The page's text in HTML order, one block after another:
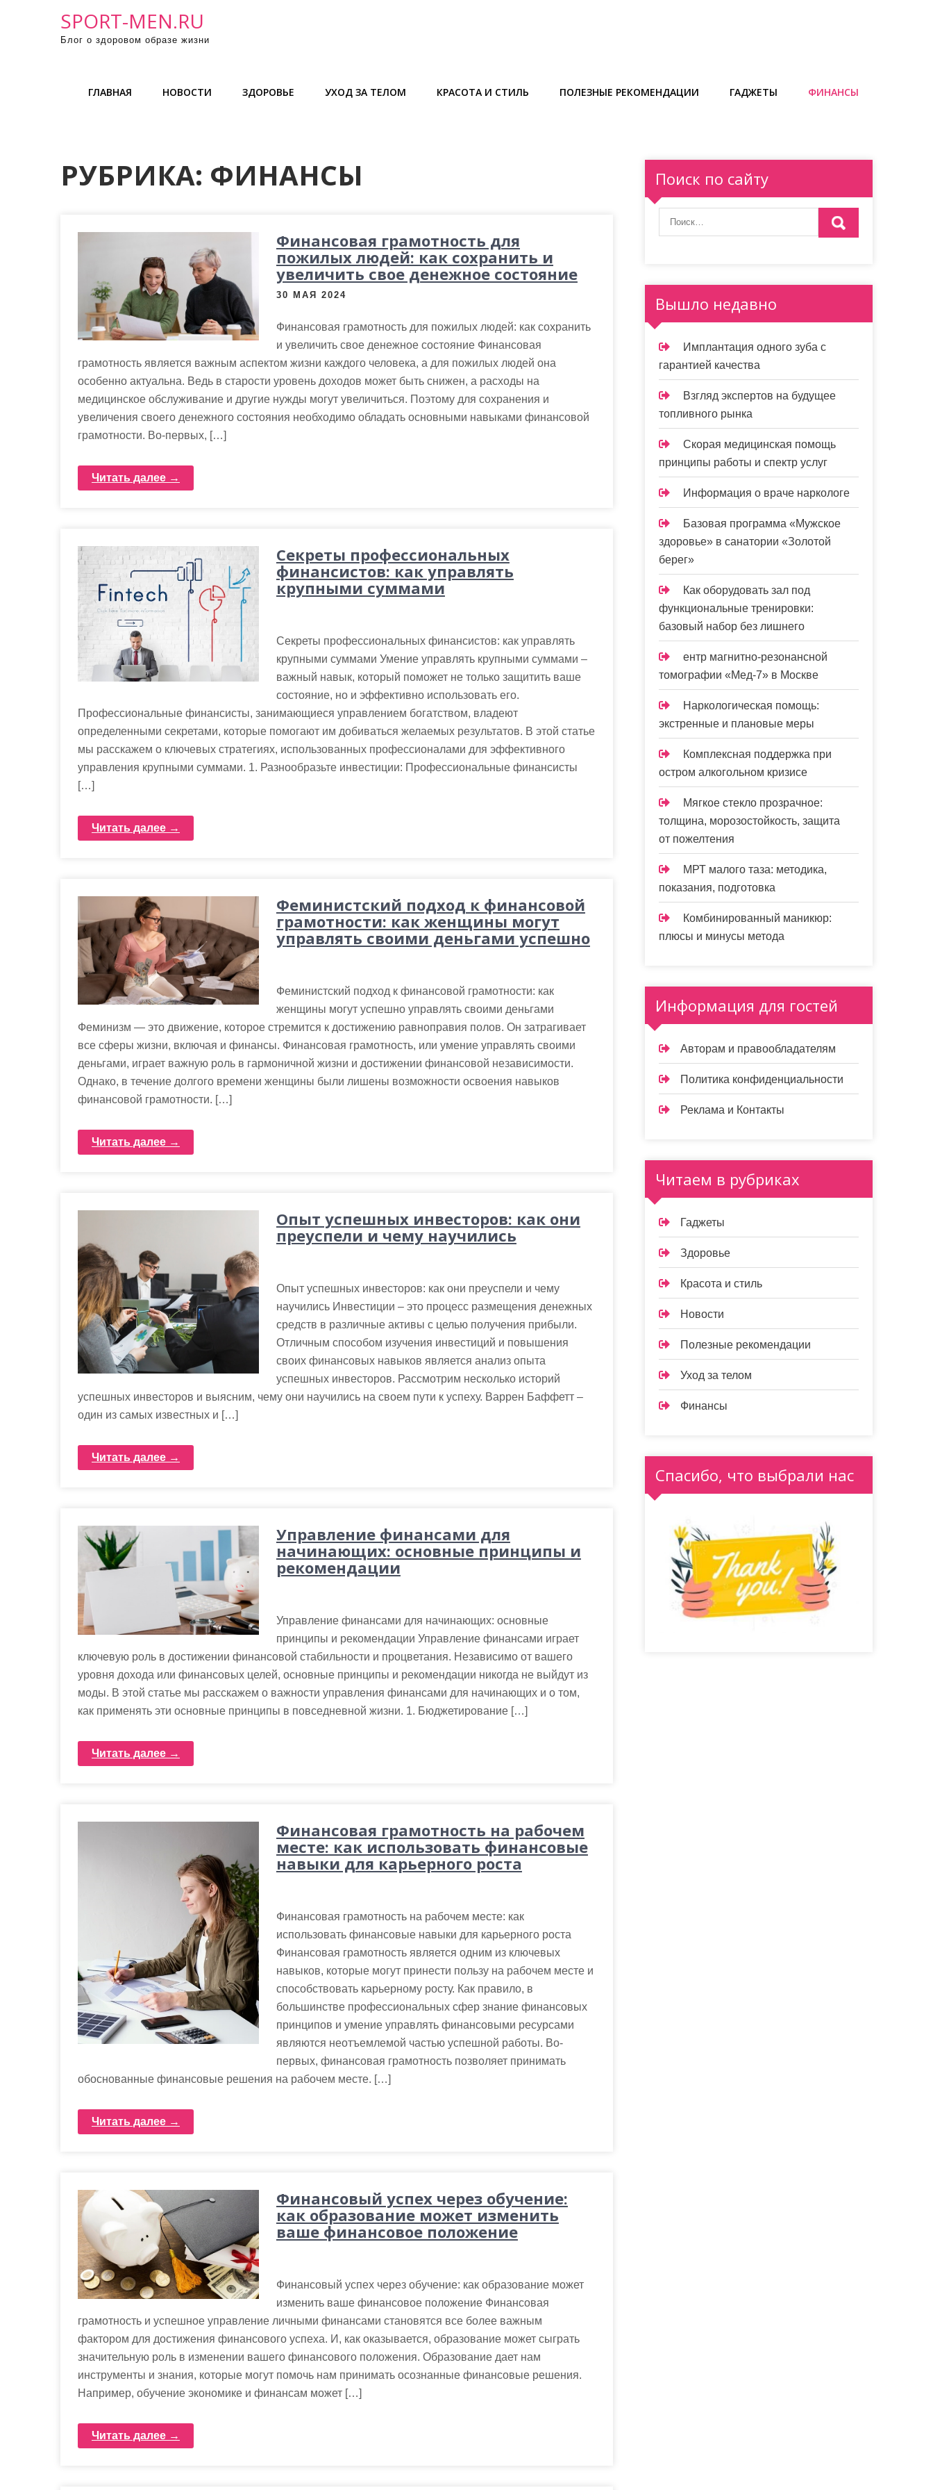
SPORT-MEN.RU
Блог о здоровом образе жизни
ГЛАВНАЯ НОВОСТИ ЗДОРОВЬЕ УХОД ЗА ТЕЛОМ КРАСОТА И СТИЛЬ ПОЛЕЗНЫЕ РЕКОМЕНДАЦИИ ГАДЖЕТЫ ФИНАНСЫ
РУБРИКА: ФИНАНСЫ
Финансовая грамотность для
пожилых людей: как сохранить и
увеличить свое денежное состояние
30 МАЯ 2024
Финансовая грамотность для пожилых людей: как сохранить
и увеличить свое денежное состояние Финансовая
грамотность является важным аспектом жизни каждого человека, а для пожилых людей она
особенно актуальна. Ведь в старости уровень доходов может быть снижен, а расходы на
медицинское обслуживание и другие нужды могут увеличиться. Поэтому для сохранения и
увеличения своего денежного состояния необходимо обладать основными навыками финансовой
грамотности. Во-первых, […]
Читать далее →
Секреты профессиональных
финансистов: как управлять
крупными суммами
Секреты профессиональных финансистов: как управлять
крупными суммами Умение управлять крупными суммами –
важный навык, который поможет не только защитить ваше
состояние, но и эффективно использовать его.
Профессиональные финансисты, занимающиеся управлением богатством, владеют
определенными секретами, которые помогают им добиваться желаемых результатов. В этой статье
мы расскажем о ключевых стратегиях, использованных профессионалами для эффективного
управления крупными суммами. 1. Разнообразьте инвестиции: Профессиональные финансисты
[…]
Читать далее →
Феминистский подход к финансовой
грамотности: как женщины могут
управлять своими деньгами успешно
Феминистский подход к финансовой грамотности: как
женщины могут успешно управлять своими деньгами
Феминизм — это движение, которое стремится к достижению равноправия полов. Он затрагивает
все сферы жизни, включая и финансы. Финансовая грамотность, или умение управлять своими
деньгами, играет важную роль в гармоничной жизни и достижении финансовой независимости.
Однако, в течение долгого времени женщины были лишены возможности освоения навыков
финансовой грамотности. […]
Читать далее →
Опыт успешных инвесторов: как они
преуспели и чему научились
Опыт успешных инвесторов: как они преуспели и чему
научились Инвестиции – это процесс размещения денежных
средств в различные активы с целью получения прибыли.
Отличным способом изучения инвестиций и повышения
своих финансовых навыков является анализ опыта
успешных инвесторов. Рассмотрим несколько историй
успешных инвесторов и выясним, чему они научились на своем пути к успеху. Варрен Баффетт –
один из самых известных и […]
Читать далее →
Управление финансами для
начинающих: основные принципы и
рекомендации
Управление финансами для начинающих: основные
принципы и рекомендации Управление финансами играет
ключевую роль в достижении финансовой стабильности и процветания. Независимо от вашего
уровня дохода или финансовых целей, основные принципы и рекомендации никогда не выйдут из
моды. В этой статье мы расскажем о важности управления финансами для начинающих и о том,
как применять эти основные принципы в повседневной жизни. 1. Бюджетирование […]
Читать далее →
Финансовая грамотность на рабочем
месте: как использовать финансовые
навыки для карьерного роста
Финансовая грамотность на рабочем месте: как
использовать финансовые навыки для карьерного роста
Финансовая грамотность является одним из ключевых
навыков, которые могут принести пользу на рабочем месте и
способствовать карьерному росту. Как правило, в
большинстве профессиональных сфер знание финансовых
принципов и умение управлять финансовыми ресурсами
являются неотъемлемой частью успешной работы. Во-
первых, финансовая грамотность позволяет принимать
обоснованные финансовые решения на рабочем месте. […]
Читать далее →
Финансовый успех через обучение:
как образование может изменить
ваше финансовое положение
Финансовый успех через обучение: как образование может
изменить ваше финансовое положение Финансовая
грамотность и успешное управление личными финансами становятся все более важным
фактором для достижения финансового успеха. И, как оказывается, образование может сыграть
значительную роль в изменении вашего финансового положения. Образование дает нам
инструменты и знания, которые могут помочь нам принимать осознанные финансовые решения.
Например, обучение экономике и финансам может […]
Читать далее →
Поиск по сайту
Вышло недавно
Имплантация одного зуба с
гарантией качества
Взгляд экспертов на будущее
топливного рынка
Скорая медицинская помощь
принципы работы и спектр услуг
Информация о враче наркологе
Базовая программа «Мужское
здоровье» в санатории «Золотой
берег»
Как оборудовать зал под
функциональные тренировки:
базовый набор без лишнего
ентр магнитно-резонансной
томографии «Мед-7» в Москве
Наркологическая помощь:
экстренные и плановые меры
Комплексная поддержка при
остром алкогольном кризисе
Мягкое стекло прозрачное:
толщина, морозостойкость, защита
от пожелтения
МРТ малого таза: методика,
показания, подготовка
Комбинированный маникюр:
плюсы и минусы метода
Информация для гостей
Авторам и правообладателям
Политика конфиденциальности
Реклама и Контакты
Читаем в рубриках
Гаджеты
Здоровье
Красота и стиль
Новости
Полезные рекомендации
Уход за телом
Финансы
Спасибо, что выбрали нас